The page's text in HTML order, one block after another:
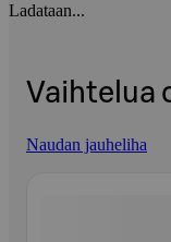
Ladataan...
Vaihtelua
Naudan jauheliha